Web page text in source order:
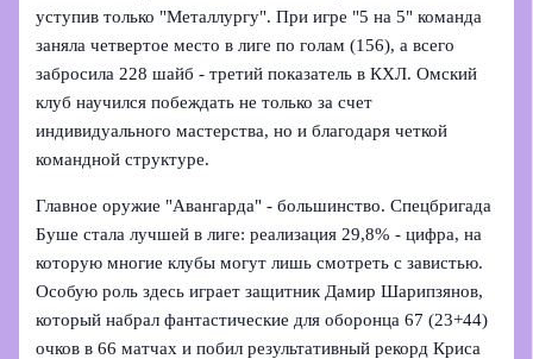
уступив только "Металлургу". При игре "5 на 5" команда
заняла четвертое место в лиге по голам (156), а всего
забросила 228 шайб - третий показатель в КХЛ. Омский
клуб научился побеждать не только за счет
индивидуального мастерства, но и благодаря четкой
командной структуре.
Главное оружие "Авангарда" - большинство. Спецбригада
Буше стала лучшей в лиге: реализация 29,8% - цифра, на
которую многие клубы могут лишь смотреть с завистью.
Особую роль здесь играет защитник Дамир Шарипзянов,
который набрал фантастические для оборонца 67 (23+44)
очков в 66 матчах и побил результативный рекорд Криса